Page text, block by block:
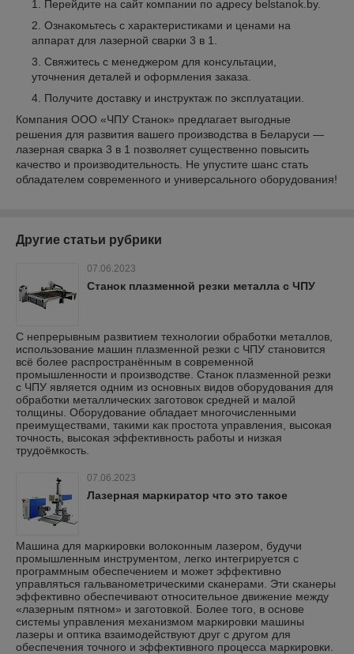
Перейдите на сайт компании по адресу belstanok.by.
Ознакомьтесь с характеристиками и ценами на
аппарат для лазерной сварки 3 в 1.
Свяжитесь с менеджером для консультации,
уточнения деталей и оформления заказа.
Получите доставку и инструктаж по эксплуатации.
Компания ООО «ЧПУ Станок» предлагает выгодные
решения для развития вашего производства в Беларуси —
лазерная сварка 3 в 1 позволяет существенно повысить
качество и производительность. Не упустите шанс стать
обладателем современного и универсального оборудования!
Другие статьи рубрики
07.06.2023
Станок плазменной резки металла с ЧПУ
С непрерывным развитием технологии обработки металлов,
использование машин плазменной резки с ЧПУ становится
всё более распространённым в современной
промышленности и производстве. Станок плазменной резки
с ЧПУ является одним из основных видов оборудования для
обработки металлических заготовок средней и малой
толщины. Оборудование обладает многочисленными
преимуществами, такими как простота управления, высокая
точность, высокая эффективность работы и низкая
трудоёмкость.
07.06.2023
Лазерная маркиратор что это такое
Машина для маркировки волоконным лазером, будучи
промышленным инструментом, легко интегрируется с
программным обеспечением и может эффективно
управляться гальванометрическими сканерами. Эти сканеры
эффективно обеспечивают относительное движение между
«лазерным пятном» и заготовкой. Более того, в основе
системы управления механизмом маркировки машины
лазеры и оптика взаимодействуют друг с другом для
обеспечения точного и эффективного процесса маркировки.